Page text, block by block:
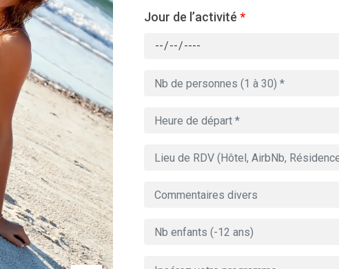
Jour de l’activité *